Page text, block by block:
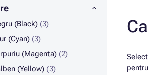
(Black) (3)
(Cyan) (3)
(Magenta) (2)
(Yellow) (3)